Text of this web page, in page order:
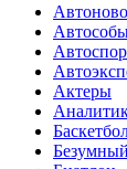
Актеры